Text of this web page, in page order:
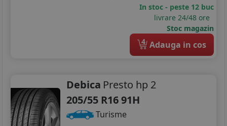
In stoc - peste 12 buc
livrare 24/48 ore
Stoc magazin
4 Adauga in cos
Debica Presto hp 2
205/55 R16 91H
Turisme